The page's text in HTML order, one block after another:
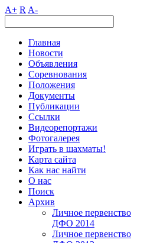
A+ R A-
Главная
Новости
Объявления
Соревнования
Положения
Документы
Публикации
Ссылки
Видеорепортажи
Фотогалерея
Играть в шахматы!
Карта сайта
Как нас найти
О нас
Поиск
Архив
Личное первенство
ДФО 2014
Личное первенство